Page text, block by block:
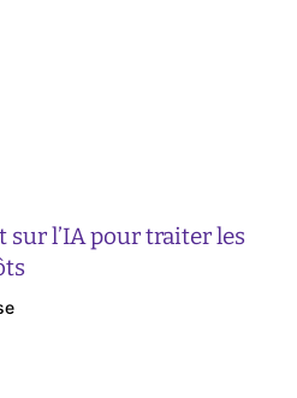
sur l’IA pour traiter les